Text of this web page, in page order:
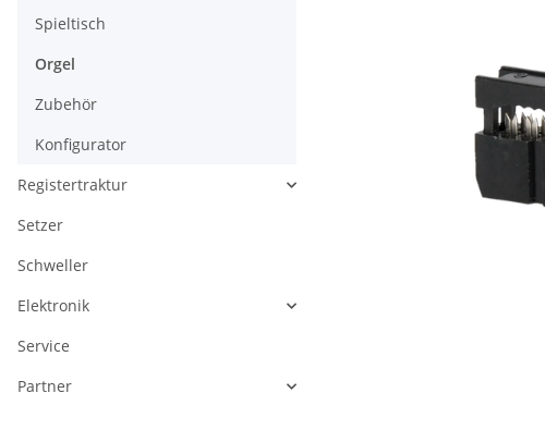
Spieltisch
Orgel
Zubehör
Konfigurator
Registertraktur
Setzer
Schweller
Elektronik
Service
Partner